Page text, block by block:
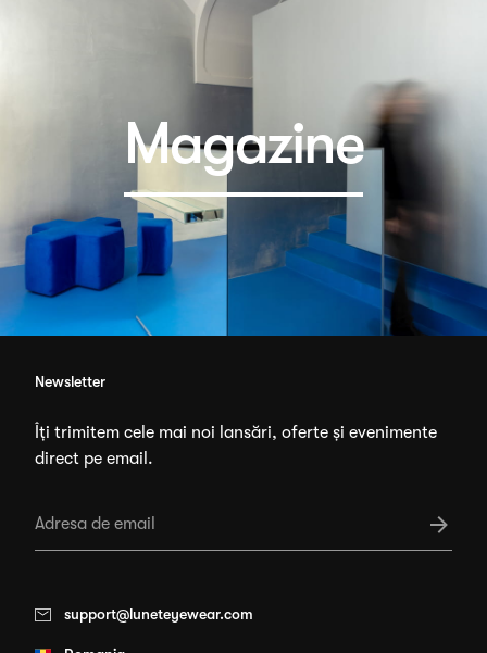
Magazine
Newsletter
Îți trimitem cele mai noi lansări, oferte și evenimente
direct pe email.
support@luneteyewear.com